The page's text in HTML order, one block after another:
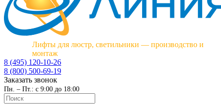
Лифты для люстр, светильники — производство и
монтаж
8 (495) 120-10-26
8 (800) 500-69-19
Заказать звонок
Пн. – Пт.: с 9:00 до 18:00